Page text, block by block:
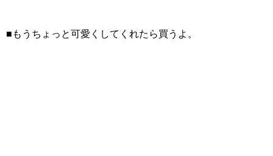
■もうちょっと可愛くしてくれたら買うよ。